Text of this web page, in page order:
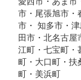
市・尾張旭市・
市・ 知多市・
田市・北名古
江町・七宝町・
町・大口町・扶
町・美浜町